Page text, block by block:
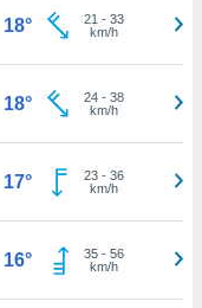
18° 21 - 33
km/h
18° 24- 38
km/h
17° 23- 36
km/h
16° 35- 56
km/h